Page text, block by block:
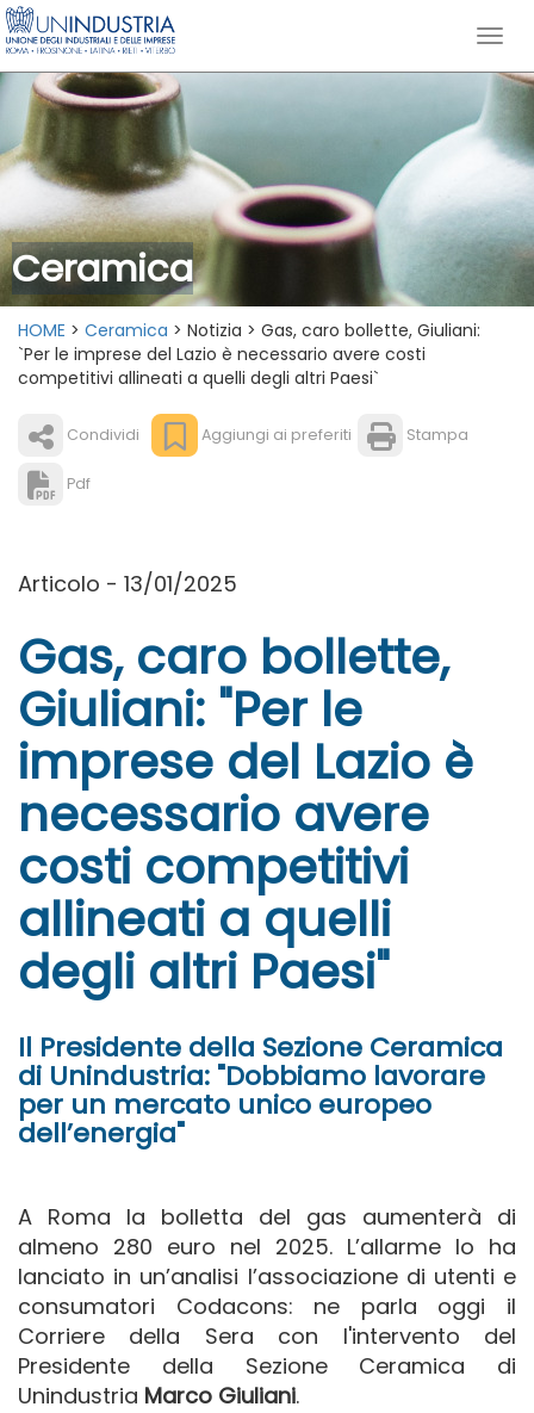
Ceramica
HOME > Ceramica > Notizia > Gas, caro bollette, Giuliani:
`Per le imprese del Lazio è necessario avere costi
competitivi allineati a quelli degli altri Paesi`
Condividi Aggiungi ai preferiti Stampa
Pdf
Articolo - 13/01/2025
Gas, caro bollette,
Giuliani: "Per le
imprese del Lazio è
necessario avere
costi competitivi
allineati a quelli
degli altri Paesi"
Il Presidente della Sezione Ceramica
di Unindustria: "Dobbiamo lavorare
per un mercato unico europeo
dell’energia"
A Roma la bolletta del gas aumenterà di
almeno 280 euro nel 2025. L’allarme lo ha
lanciato in un’analisi l’associazione di utenti e
consumatori Codacons: ne parla oggi il
Corriere della Sera con l'intervento del
Presidente della Sezione Ceramica di
Unindustria Marco Giuliani.